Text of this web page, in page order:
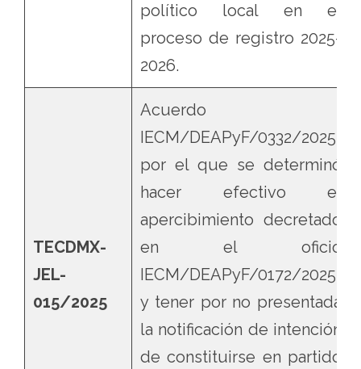
político local en el
proceso de registro 2025-
2026.
TECDMX-
JEL-
015/2025
Acuerdo
IECM/DEAPyF/0332/2025,
por el que se determinó
hacer efectivo el
apercibimiento decretado
en el oficio
IECM/DEAPyF/0172/2025,
y tener por no presentada
la notificación de intención
de constituirse en partido